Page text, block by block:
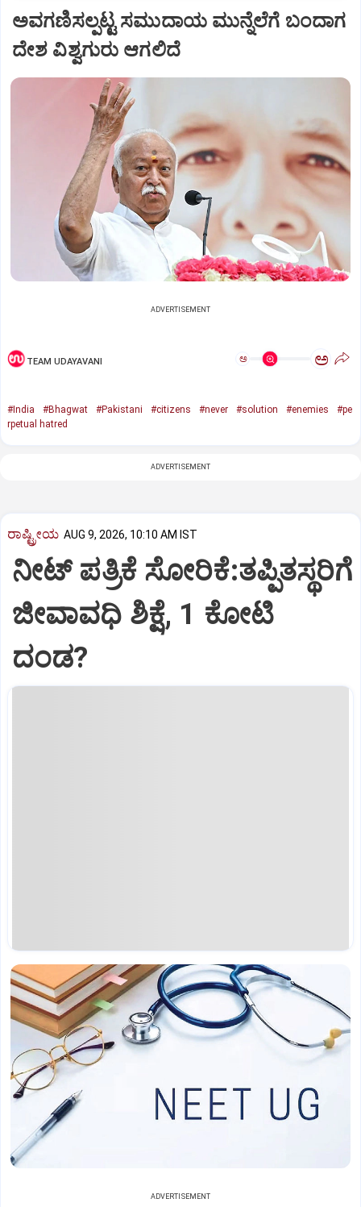
ಅವಗಣಿಸಲ್ಪಟ್ಟ ಸಮುದಾಯ ಮುನ್ನೆಲೆಗೆ ಬಂದಾಗ
ದೇಶ ವಿಶ್ವಗುರು ಆಗಲಿದೆ
ADVERTISEMENT
TEAM UDAYAVANI ಅ ಅ
#India #Bhagwat #Pakistani #citizens #never #solution #enemies
#pe
rpetual hatred
ADVERTISEMENT
ರಾಷ್ಟ್ರೀಯ AUG 9, 2026, 10:10 AM IST
ನೀಟ್‌ ಪತ್ರಿಕೆ ಸೋರಿಕೆ:ತಪ್ಪಿತಸ್ಥರಿಗೆ
ಜೀವಾವಧಿ ಶಿಕ್ಷೆ, 1 ಕೋಟಿ
ದಂಡ?
ADVERTISEMENT